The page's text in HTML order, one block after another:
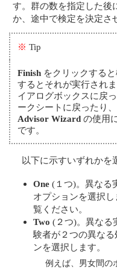
す。群の数を指定した後
か、途中で検定を決定さ
※ Tip
Finish をクリックする
するとそれが実行されま
イアログボックスに戻っ
ークシートに戻ったり、
Advisor Wizard の使用
です。
以下に示すいずれかを
One (１つ)。異なる
オプションを選択し
覧ください。
Two (２つ)。異なる
験者が２つの異な
ンを選択します。
例えば、男女間の